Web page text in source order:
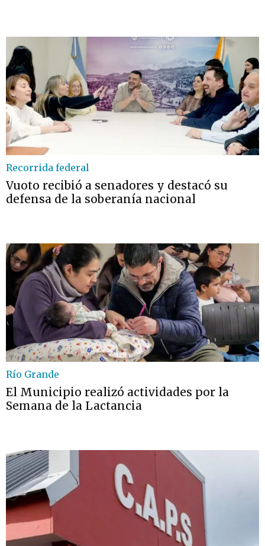
Recorrida federal
Vuoto recibió a senadores y destacó su
defensa de la soberanía nacional
Río Grande
El Municipio realizó actividades por la
Semana de la Lactancia